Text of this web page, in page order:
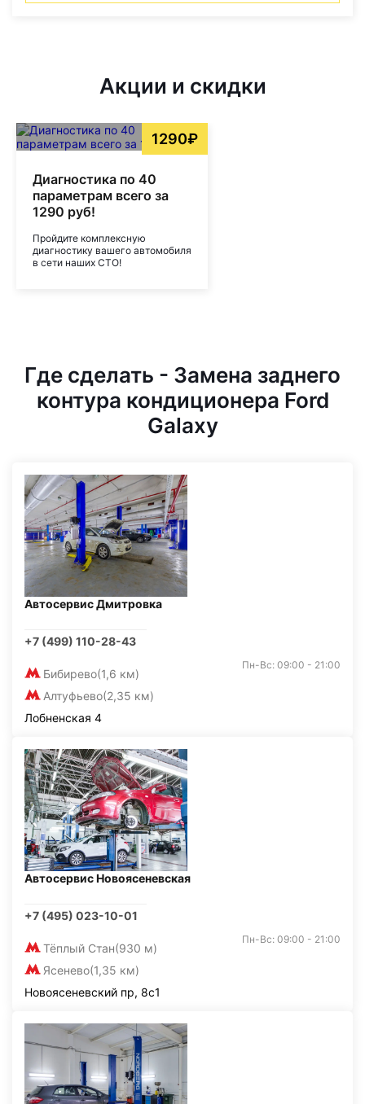
Акции и скидки
1290₽
Диагностика по 40
параметрам всего за
1290 руб!
Пройдите комплексную
диагностику вашего автомобиля
в сети наших СТО!
Где сделать - Замена заднего
контура кондиционера Ford
Galaxy
Автосервис Дмитровка
+7 (499) 110-28-43
Бибирево(1,6 км)
Алтуфьево(2,35 км)
Пн-Вс: 09:00 - 21:00
Лобненская 4
Автосервис Новоясеневская
+7 (495) 023-10-01
Тёплый Стан(930 м)
Ясенево(1,35 км)
Пн-Вс: 09:00 - 21:00
Новоясеневский пр, 8с1